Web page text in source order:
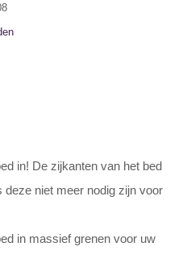
in! De zijkanten van het bed
deze niet meer nodig zijn voor
in massief grenen voor uw